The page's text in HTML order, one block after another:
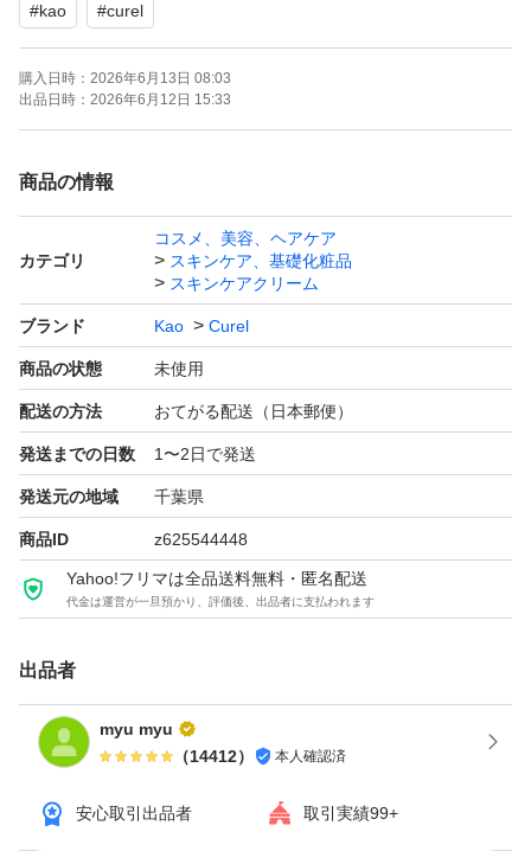
・発送について
お支払いが完了された時点から2日以内に発送いたしま
す。
急ぎ、発送の催促はご遠慮ください。
OPP袋のみで梱包し、発送いたします。
紙製の外袋（ゆうパケットポストmini封筒等）を使用する
場合がございます。
・商品の状態について
外箱無しの商品です（梱包時に外箱はこちらで破棄いたし
ます）。
新品未使用ですが、自宅保管のため完璧を求める方はご購
入をお控えください（商品に擦れや汚れ等がある場合がご
ざいます）。
・正規品に関する質問について
はご購入をお控えください。
以上、よろしくお願い申し上げます。
#kao #curel
購入日時： 2026年6月13日 08:03
出品日時： 2026年6月12日 15:33
商品の情報
カテゴリ
コスメ、美容、ヘアケア
スキンケア、基礎化粧品
スキンケアクリーム
ブランド Kao Curel
商品の状態 未使用
配送の方法 おてがる配送（日本郵便）
発送までの日数 1〜2日で発送
発送元の地域 千葉県
商品ID z625544448
Yahoo!フリマは全品送料無料・匿名配送
代金は運営が一旦預かり、評価後、出品者に支払われます
出品者
myu myu
（14412） 本人確認済
安心取引出品者 取引実績99+